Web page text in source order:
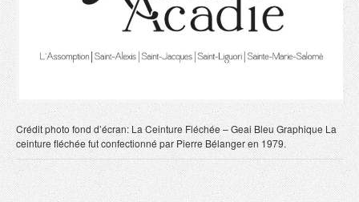
Crédit photo fond d’écran: La Ceinture Fléchée – Geai Bleu Graphique La
ceinture fléchée fut confectionné par Pierre Bélanger en 1979.